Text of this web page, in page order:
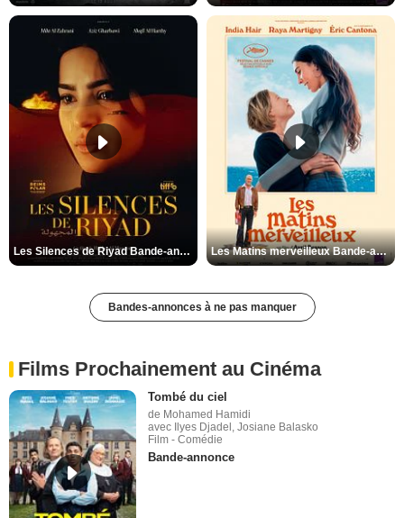
Les Silences de Riyad Bande-annonce VO STFR Les Matins merveilleux Bande-annonce VF
Bandes-annonces à ne pas manquer
Films Prochainement au Cinéma
Tombé du ciel
de Mohamed Hamidi
avec Ilyes Djadel, Josiane Balasko
Film - Comédie
Bande-annonce